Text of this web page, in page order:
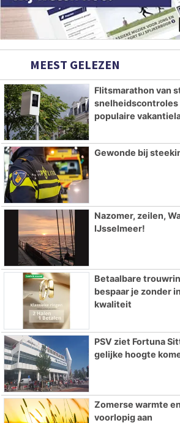
MEEST GELEZEN
Flitsmarathon van
snelheidscontroles
populaire
Gewonde bij
Nazomer, zeilen,
IJsselmeer!
Betaalbare
bespaar je zonder
kwaliteit
PSV ziet Fortuna
gelijke hoogte
Zomerse warmte
voorlopig aan